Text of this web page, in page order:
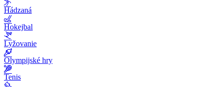
Hádzaná
Hokejbal
Lyžovanie
Olympijské hry
Tenis